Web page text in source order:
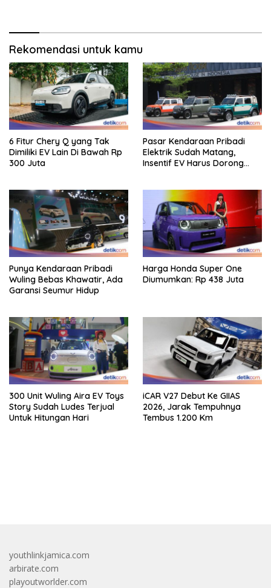
Rekomendasi untuk kamu
6 Fitur Chery Q yang Tak
Dimiliki EV Lain Di Bawah Rp
300 Juta
Pasar Kendaraan Pribadi
Elektrik Sudah Matang,
Insentif EV Harus Dorong
Punya Kendaraan Pribadi
Wuling Bebas Khawatir, Ada
Garansi Seumur Hidup
Harga Honda Super One
Diumumkan: Rp 438 Juta
300 Unit Wuling Aira EV Toys
Story Sudah Ludes Terjual
Untuk Hitungan Hari
iCAR V27 Debut Ke GIIAS
2026, Jarak Tempuhnya
Tembus 1.200 Km
youthlinkjamica.com
arbirate.com
playoutworlder.com